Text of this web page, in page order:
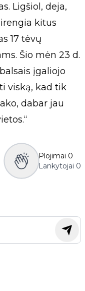
Ligšiol, deja,
kitus
17 tėvų
Šio mėn 23 d.
įgaliojo
viską, kad tik
dabar jau
Plojimai 0
Lankytojai 0